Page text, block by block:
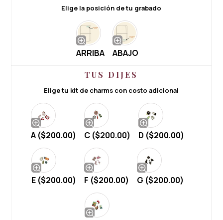
Elige la posición de tu grabado
ARRIBA ABAJO
TUS DIJES
Elige tu kit de charms con costo adicional
A ($200.00) C ($200.00) D ($200.00)
E ($200.00) F ($200.00) G ($200.00)